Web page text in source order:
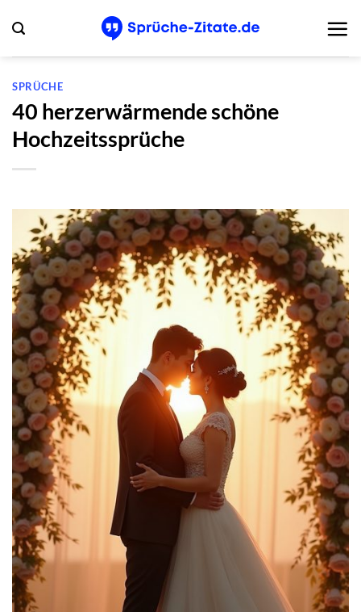
Inhalt
springen
SPRÜCHE
40 herzerwärmende schöne
Hochzeitssprüche